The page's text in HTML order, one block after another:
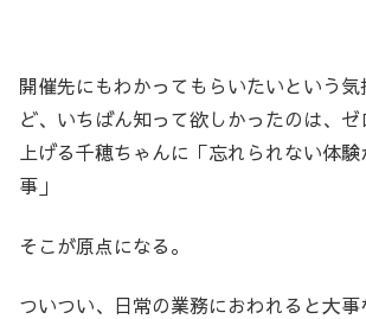
開催先にもわかってもらいたいという
ど、いちばん知って欲しかったのは、
上げる千穂ちゃんに「忘れられない体
事」
そこが原点になる。
ついつい、日常の業務におわれると大